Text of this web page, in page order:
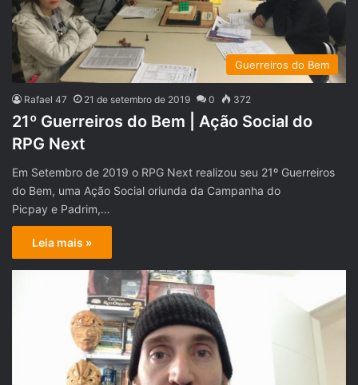
Guerreiros do Bem
Rafael 47 21 de setembro de 2019 0 372
21º Guerreiros do Bem | Ação Social do
RPG Next
Em Setembro de 2019 o RPG Next realizou seu 21º Guerreiros
do Bem, uma Ação Social oriunda da Campanha do
Picpay e Padrim,…
Leia mais »